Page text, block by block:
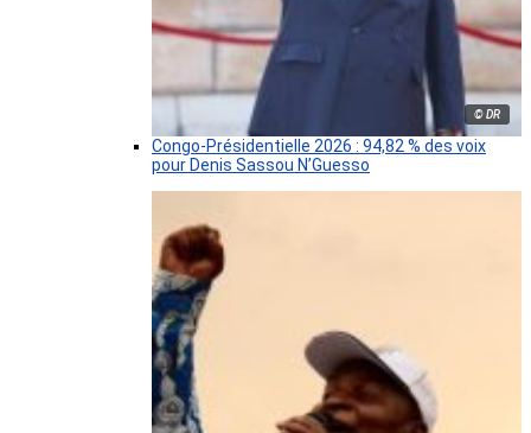
© DR
Congo-Présidentielle 2026 : 94,82 % des voix
pour Denis Sassou N’Guesso